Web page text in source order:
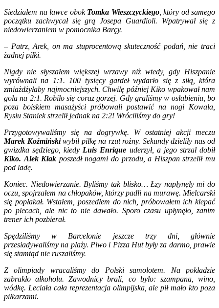
Siedziałem na ławce obok Tomka Wieszczyckiego, który od samego
początku zachwycał się grą Josepa Guardioli. Wpatrywał się z
niedowierzaniem w pomocnika Barçy.
– Patrz, Arek, on ma stuprocentową skuteczność podań, nie traci
żadnej piłki.
Nigdy nie słyszałem większej wrzawy niż wtedy, gdy Hiszpanie
wyrównali na 1:1. 100 tysięcy gardeł wydarło się z siłą, która
zmiażdżyłaby najmocniejszych. Chwilę później Kiko wpakował nam
gola na 2:1. Robiło się coraz gorzej. Gdy graliśmy w osłabieniu, bo
poza boiskiem masażyści próbowali postawić na nogi Kowala,
Rysiu Staniek strzelił jednak na 2:2! Wróciliśmy do gry!
Przygotowywaliśmy się na dogrywkę. W ostatniej akcji meczu
Marek Koźmińskiwybił piłkę na rzut rożny. Sekundy dzieliły nas od
gwizdka sędziego, kiedy Luis Enrique uderzył, a jego strzał dobił
Kiko. Alek Kłak poszedł nogami do przodu, a Hiszpan strzelił mu
pod ladę.
Koniec. Niedowierzanie. Byliśmy tak blisko… Łzy napłynęły mi do
oczu, spojrzałem na chłopaków, którzy padli na murawę. Mielcarski
się popłakał. Wstałem, poszedłem do nich, próbowałem ich klepać
po plecach, ale nic to nie dawało. Sporo czasu upłynęło, zanim
trener ich pozbierał.
Spędziliśmy w Barcelonie jeszcze trzy dni, głównie
przesiadywaliśmy na plaży. Piwo i Pizza Hut były za darmo, prawie
się stamtąd nie ruszaliśmy.
Z olimpiady wracaliśmy do Polski samolotem. Na pokładzie
zabrakło alkoholu. Zawodnicy brali, co było: szampana, wino,
wódkę. Leciała cała reprezentacja olimpijska, ale pił mało kto poza
piłkarzami.